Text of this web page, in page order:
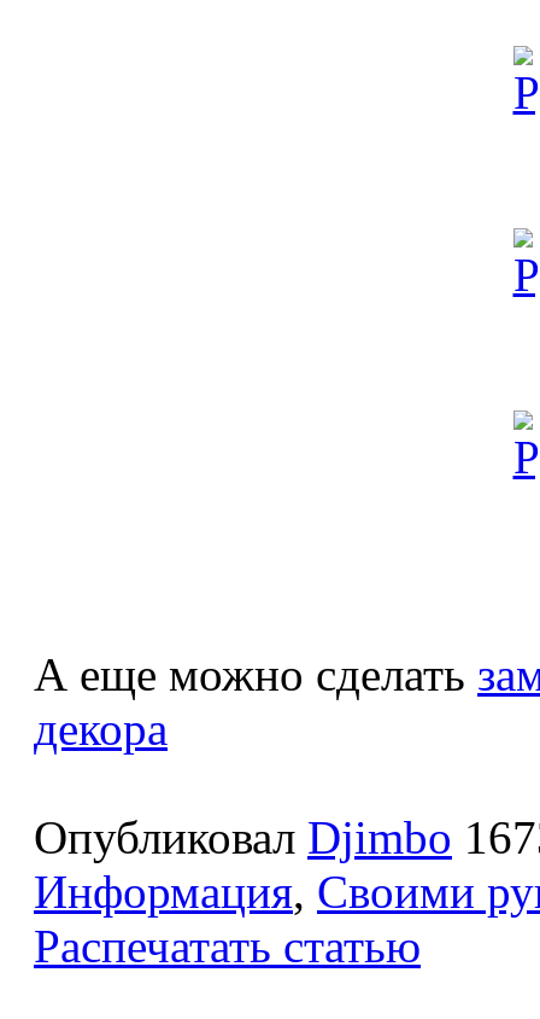
А еще можно сделать
декора
Опубликовал Djimbo
Информация, Своими
Распечатать статью